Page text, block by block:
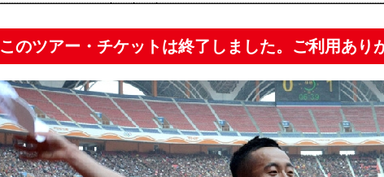
このツアー・チケットは終了しました。ご利用あり